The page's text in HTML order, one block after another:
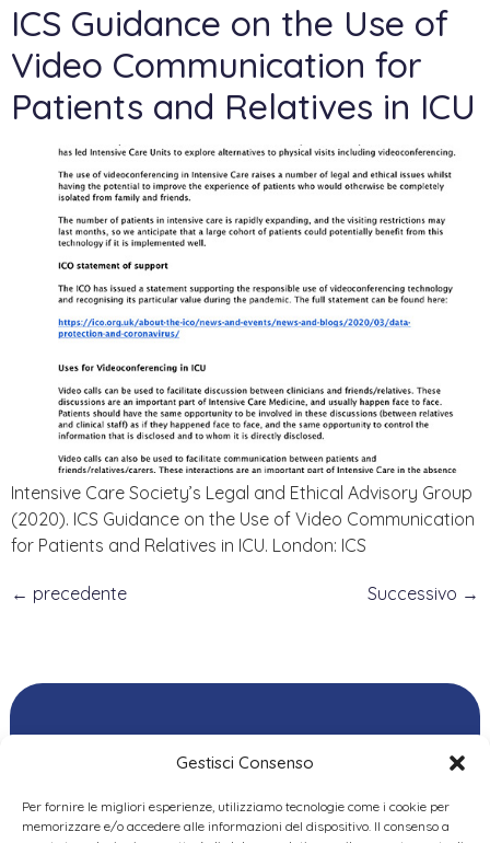
Gestisci Consenso
Per fornire le migliori esperienze, utilizziamo tecnologie come i cookie per
memorizzare e/o accedere alle informazioni del dispositivo. Il consenso a
ICS Guidance on the Use of
Video Communication for
Patients and Relatives in ICU
Intensive Care Society’s Legal and Ethical Advisory Group
(2020). ICS Guidance on the Use of Video Communication
for Patients and Relatives in ICU. London: ICS
← precedente Successivo →
Ordine delle